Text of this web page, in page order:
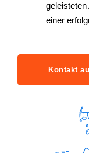
einer
Kontakt